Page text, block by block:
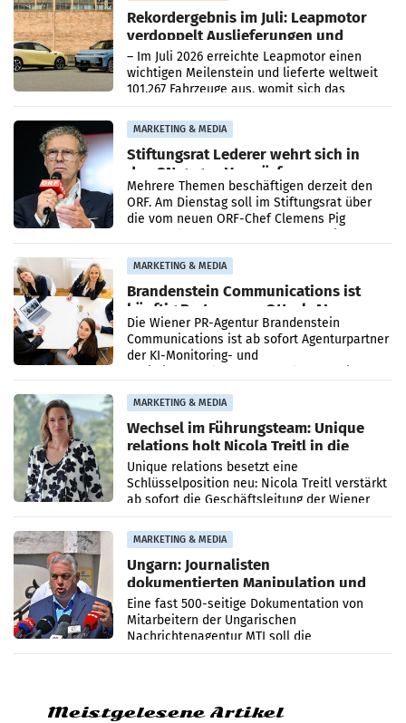
Rekordergebnis im Juli: Leapmotor
verdoppelt Auslieferungen und
überschreitet die 100.000er-Marke
– Im Juli 2026 erreichte Leapmotor einen
wichtigen Meilenstein und lieferte weltweit
101.267 Fahrzeuge aus, womit sich das
Ergebnis gegenüber Juli 2025 mehr als
verdoppelte (+102
MARKETING & MEDIA
Stiftungsrat Lederer wehrt sich in
den SN gegen Vorwürfe
Mehrere Themen beschäftigen derzeit den
ORF. Am Dienstag soll im Stiftungsrat über
die vom neuen ORF-Chef Clemens Pig
MARKETING & MEDIA
Brandenstein Communications ist
künftig Partner von OtterlyAI
Die Wiener PR-Agentur Brandenstein
Communications ist ab sofort Agenturpartner
der KI-Monitoring- und
MARKETING & MEDIA
Wechsel im Führungsteam: Unique
relations holt Nicola Treitl in die
Geschäftsleitung
Unique relations besetzt eine
Schlüsselposition neu: Nicola Treitl verstärkt
ab sofort die Geschäftsleitung der Wiener
PR-Agentur an der Seite von Josef Kalina und
Anna Kalina-Mahr.
MARKETING & MEDIA
Ungarn: Journalisten
dokumentierten Manipulation und
Zensur
Eine fast 500-seitige Dokumentation von
Mitarbeitern der Ungarischen
Nachrichtenagentur MTI soll die
systematische Nachrichten-Manipulation und
Meistgelesene Artikel